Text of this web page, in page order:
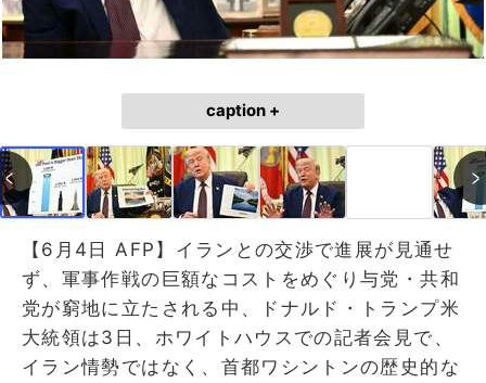
caption +
【6月4日 AFP】イランとの交渉で進展が見通せ
ず、軍事作戦の巨額なコストをめぐり与党・共和
党が窮地に立たされる中、ドナルド・トランプ米
大統領は3日、ホワイトハウスでの記者会見で、
イラン情勢ではなく、首都ワシントンの歴史的な